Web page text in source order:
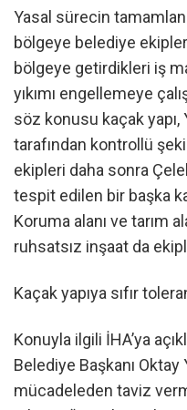
Yasal sürecin
bölgeye belediye
bölgeye getirdikleri iş
yıkımı engellemeye
söz konusu kaçak yapı,
tarafından kontrollü
ekipleri daha sonra
tespit edilen bir başka
Koruma alanı ve tarım
ruhsatsız inşaat da
Kaçak yapıya sıfır
Konuyla ilgili İHA’ya
Belediye Başkanı Oktay
mücadeleden taviz